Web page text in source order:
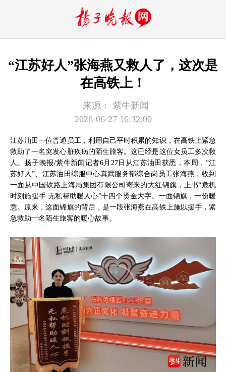
“江苏好人”张海燕又救人了，这次是
在高铁上！
来源：
紫牛新闻
2026-06-27 16:32:00
江苏油田一位普通员工，利用自己平时积累的知识，在高铁上紧急
救助了一名突发心脏疾病的陌生旅客。这已经是这位女员工多次救
人。扬子晚报/紫牛新闻记者6月27日从江苏油田获悉，本周，“江
苏好人”、江苏油田综服中心真武服务部综合岗员工张海燕，收到
一面从中国铁路上海局集团有限公司寄来的大红锦旗，上书“危机
时刻施援手 无私帮助暖人心”十四个烫金大字。一面锦旗，一份暖
意。原来，这面锦旗的背后，是一段张海燕在高铁上施以援手，紧
急救助一名陌生旅客的暖心故事。